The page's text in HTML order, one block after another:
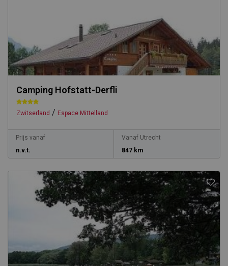
Camping Hofstatt-Derfli
Zwitserland / Espace Mittelland
Prijs vanaf
n.v.t.
Vanaf Utrecht
847 km